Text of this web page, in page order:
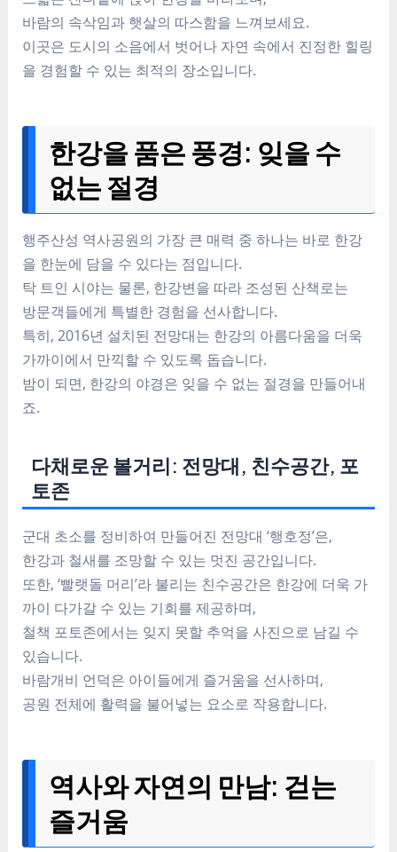
바람의 속삭임과 햇살의 따스함을 느껴보세요.
이곳은 도시의 소음에서 벗어나 자연 속에서 진정한 힐링
을 경험할 수 있는 최적의 장소입니다.
한강을 품은 풍경: 잊을 수
없는 절경
행주산성 역사공원의 가장 큰 매력 중 하나는 바로 한강
을 한눈에 담을 수 있다는 점입니다.
탁 트인 시야는 물론, 한강변을 따라 조성된 산책로는
방문객들에게 특별한 경험을 선사합니다.
특히, 2016년 설치된 전망대는 한강의 아름다움을 더욱
가까이에서 만끽할 수 있도록 돕습니다.
밤이 되면, 한강의 야경은 잊을 수 없는 절경을 만들어내
죠.
다채로운 볼거리: 전망대, 친수공간, 포
토존
군대 초소를 정비하여 만들어진 전망대 ‘행호정’은,
한강과 철새를 조망할 수 있는 멋진 공간입니다.
또한, ‘빨랫돌 머리’라 불리는 친수공간은 한강에 더욱 가
까이 다가갈 수 있는 기회를 제공하며,
철책 포토존에서는 잊지 못할 추억을 사진으로 남길 수
있습니다.
바람개비 언덕은 아이들에게 즐거움을 선사하며,
공원 전체에 활력을 불어넣는 요소로 작용합니다.
역사와 자연의 만남: 걷는
즐거움